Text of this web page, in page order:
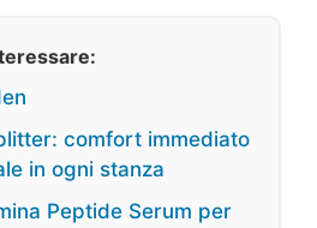
comfort immediato
in ogni stanza
Peptide Serum per